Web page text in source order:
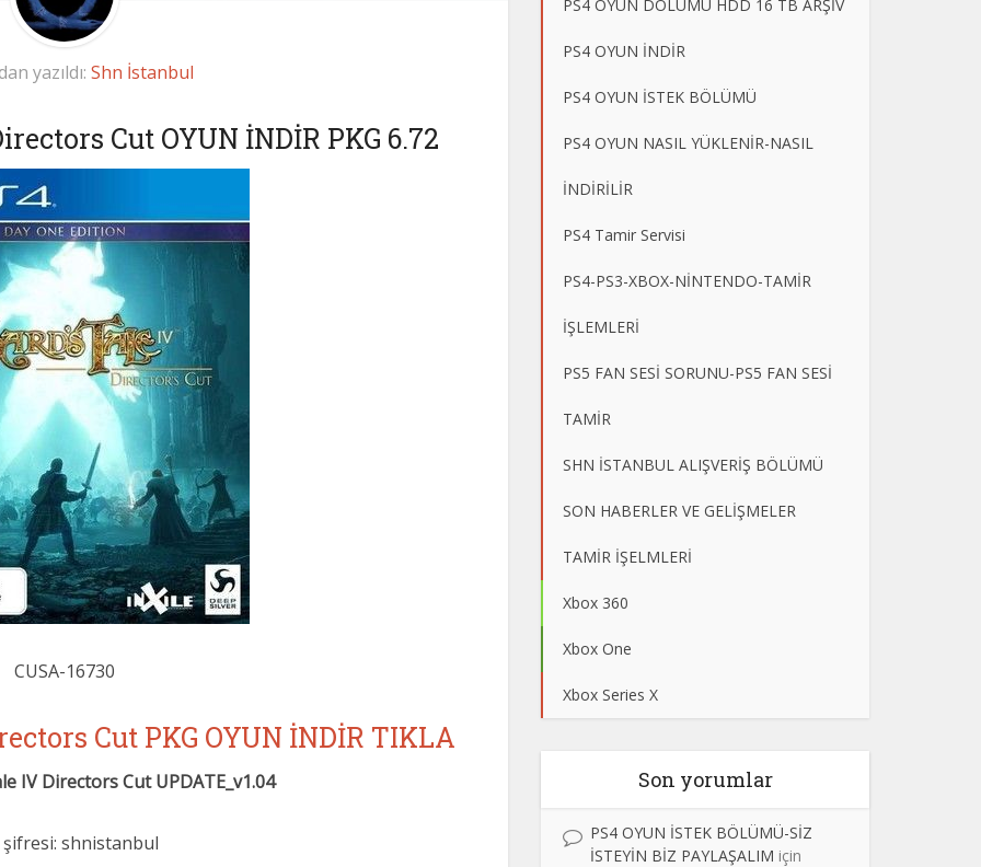
yazıldı: Shn İstanbul
Cut OYUN İNDİR PKG 6.72
CUSA-16730
Cut PKG OYUN İNDİR TIKLA
IV Directors Cut UPDATE_v1.04
şifresi: shnistanbul
PS4 OYUN DOLUMU HDD 16 TB ARŞİV
PS4 OYUN İNDİR
PS4 OYUN İSTEK BÖLÜMÜ
PS4 OYUN NASIL YÜKLENİR-NASIL
İNDİRİLİR
PS4 Tamir Servisi
PS4-PS3-XBOX-NİNTENDO-TAMİR
İŞLEMLERİ
PS5 FAN SESİ SORUNU-PS5 FAN SESİ
TAMİR
SHN İSTANBUL ALIŞVERİŞ BÖLÜMÜ
SON HABERLER VE GELİŞMELER
TAMİR İŞELMLERİ
Xbox 360
Xbox One
Xbox Series X
Son yorumlar
PS4 OYUN İSTEK BÖLÜMÜ-SİZ
İSTEYİN BİZ PAYLAŞALIM için